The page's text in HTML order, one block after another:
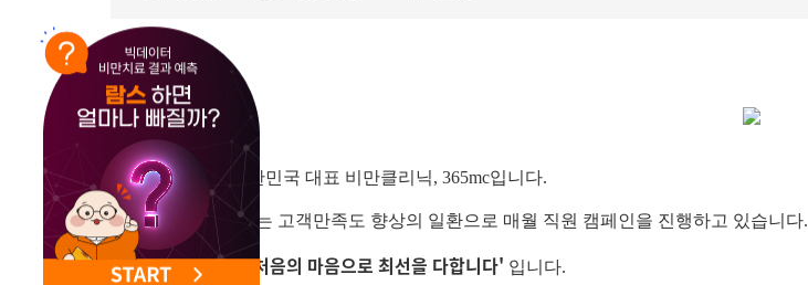
안녕하세요. 대한민국 대표 비만클리닉, 365mc입니다.
저희 365mc에서는 고객만족도 향상의 일환으로 매월 직원 캠페인을 진행하고 있습니다.
12월 캠페인은 '처음의 마음으로 최선을 다합니다' 입니다.